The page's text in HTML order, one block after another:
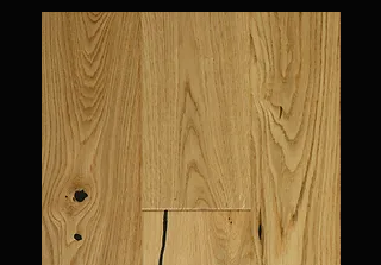
ზედაპირის
დამუშავება:
Lacquered
გლუვი და ლაქით
დაფარული
Layers:
შრე:
3
Top layer:
ზედა შრე:
3 mm
3 მმ